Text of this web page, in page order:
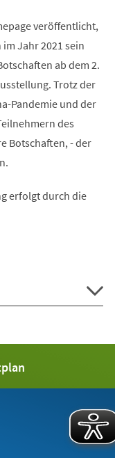
veröffentlicht,
Jahr 2021 sein
ab dem 2.
Trotz der
Pandemie und der
des
Botschaften, - der
erfolgt durch die